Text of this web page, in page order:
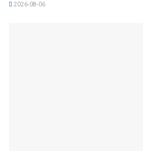
2026-08-06